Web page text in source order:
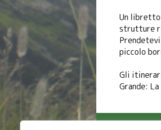
Un libretto
strutture
piccolo
Gli
Grande: